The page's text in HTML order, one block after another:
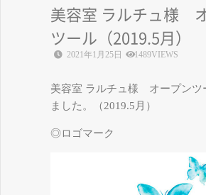
美容室 ラルチュ様
ツール（2019.5月）
2021年1月25日 1489VIEWS
美容室 ラルチュ様 オープンツ
ました。（2019.5月）
◎ロゴマーク